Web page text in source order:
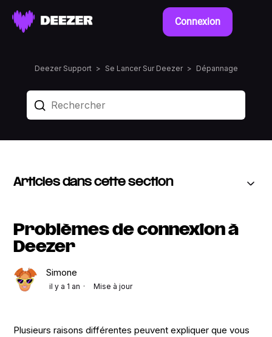
Connexion
Deezer Support Se Lancer Sur Deezer Dépannage
Articles dans cette section
Problèmes de connexion à
Deezer
Simone
il y a 1 an Mise à jour
Plusieurs raisons différentes peuvent expliquer que vous